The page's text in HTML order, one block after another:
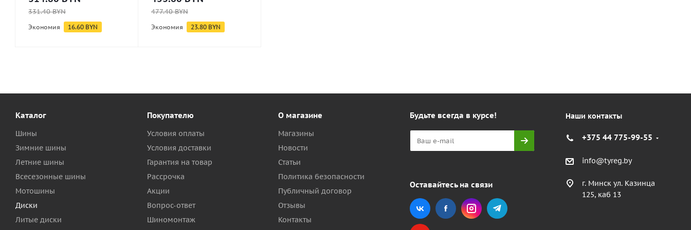
331.40BYN
Экономия 16.60 BYN
477.40BYN
Экономия 23.80 BYN
Каталог
Шины
Зимние шины
Летние шины
Всесезонные шины
Мотошины
Диски
Литые диски
Покупателю
Условия оплаты
Условия доставки
Гарантия на товар
Рассрочка
Акции
Вопрос-ответ
Шиномонтаж
О магазине
Магазины
Новости
Статьи
Политика безопасности
Публичный договор
Отзывы
Контакты
Будьте всегда в курсе!
Оставайтесь на связи
Наши контакты
+375 44 775-99-55
info@tyreg.by
г. Минск ул. Казинца
125, каб 13